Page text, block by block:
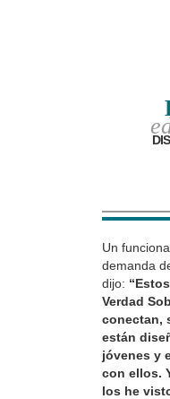
Un
demanda
dijo:
Verdad
conectan,
están
jóvenes y
con ellos.
los he